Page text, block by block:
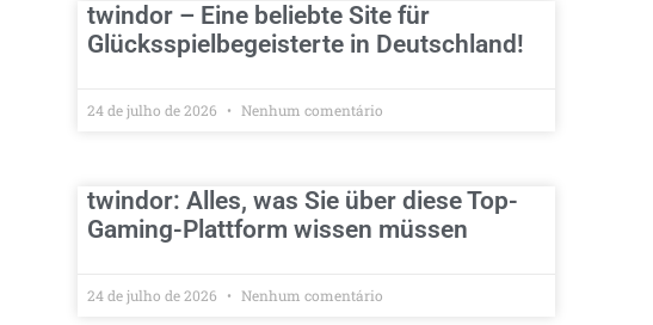
twindor – Eine beliebte Site für
Glücksspielbegeisterte in Deutschland!
24 de julho de 2026 Nenhum comentário
twindor: Alles, was Sie über diese Top-
Gaming-Plattform wissen müssen
24 de julho de 2026 Nenhum comentário